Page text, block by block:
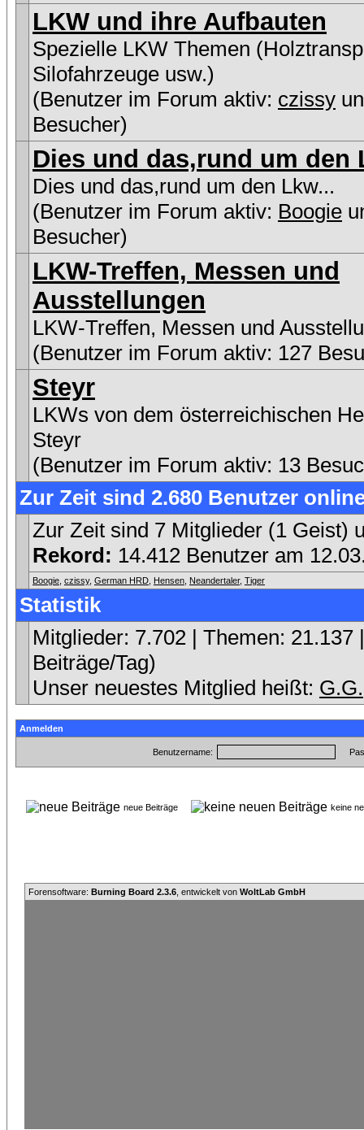
LKW und ihre Aufbauten
Spezielle LKW Themen
Silofahrzeuge usw.)
(Benutzer im Forum aktiv: czissy
Besucher)
Dies und das,rund um den
Dies und das,rund um den Lkw...
(Benutzer im Forum aktiv: Boogie
Besucher)
LKW-Treffen, Messen und
Ausstellungen
LKW-Treffen, Messen und
(Benutzer im Forum aktiv: 127
Steyr
LKWs von dem österreichischen
Steyr
(Benutzer im Forum aktiv: 13
Zur Zeit sind 2.680 Benutzer
Zur Zeit sind 7 Mitglieder (1 Geist)
Rekord: 14.412 Benutzer am
Boogie czissy, German HRD Hensen Neandertaler, Tiger
Statistik
Mitglieder: 7.702 | Themen:
Beiträge/Tag)
Unser neuestes Mitglied heißt: G.G.
Anmelden
Benutzername:
neue Beiträge keine
Forensoftware: Burning Board 2.3.6 , entwickelt von WoltLab GmbH